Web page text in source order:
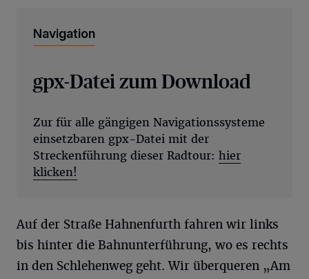
Navigation
gpx-Datei zum Download
Zur für alle gängigen Navigationssysteme
einsetzbaren gpx-Datei mit der
Streckenführung dieser Radtour: hier
klicken!
Auf der Straße Hahnenfurth fahren wir links
bis hinter die Bahnunterführung, wo es rechts
in den Schlehenweg geht. Wir überqueren „Am